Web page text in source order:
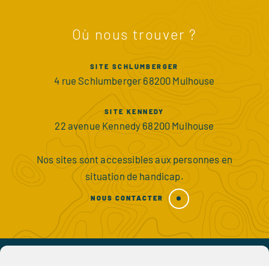
Où nous trouver ?
SITE SCHLUMBERGER
4 rue Schlumberger 68200 Mulhouse
SITE KENNEDY
22 avenue Kennedy 68200 Mulhouse
Nos sites sont accessibles aux personnes en
situation de handicap.
NOUS CONTACTER